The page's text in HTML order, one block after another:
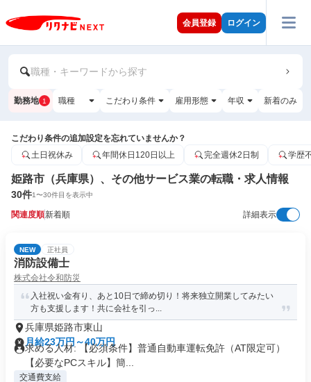
会員登録 ログイン
職種・キーワードから探す
勤務地 1 職種 こだわり条件 雇用形態 年収 新着のみ
こだわり条件の追加設定を忘れていませんか？
土日祝休み
年間休日120日以上 完全週休2日制 学歴
姫路市（兵庫県）、その他サービス業の転職・求人情報
30件1〜30件目を表示中
関連度順新着順 詳細表示
NEW 正社員
消防設備士
株式会社令和防災
入社祝い金有り、あと10日で締め切り！将来独立開業してみたい
方も支援します！共に会社を引っ...
兵庫県姫路市東山
月給23万円～40万円
求める人材: 【必須条件】普通自動車運転免許（AT限定可）
【必要なPCスキル】簡...
交通費支給